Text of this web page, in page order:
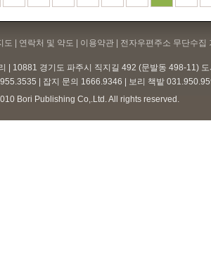
도 | 연락처 및 약도 | 이용약관 | 전자우편주소 무단수집
| 10881 경기도 파주시 직지길 492 (문발동 498-11)
| 잡지 문의 1666.9346 | 보리 책밭
Bori Publishing Co,.Ltd. All rights reserved.